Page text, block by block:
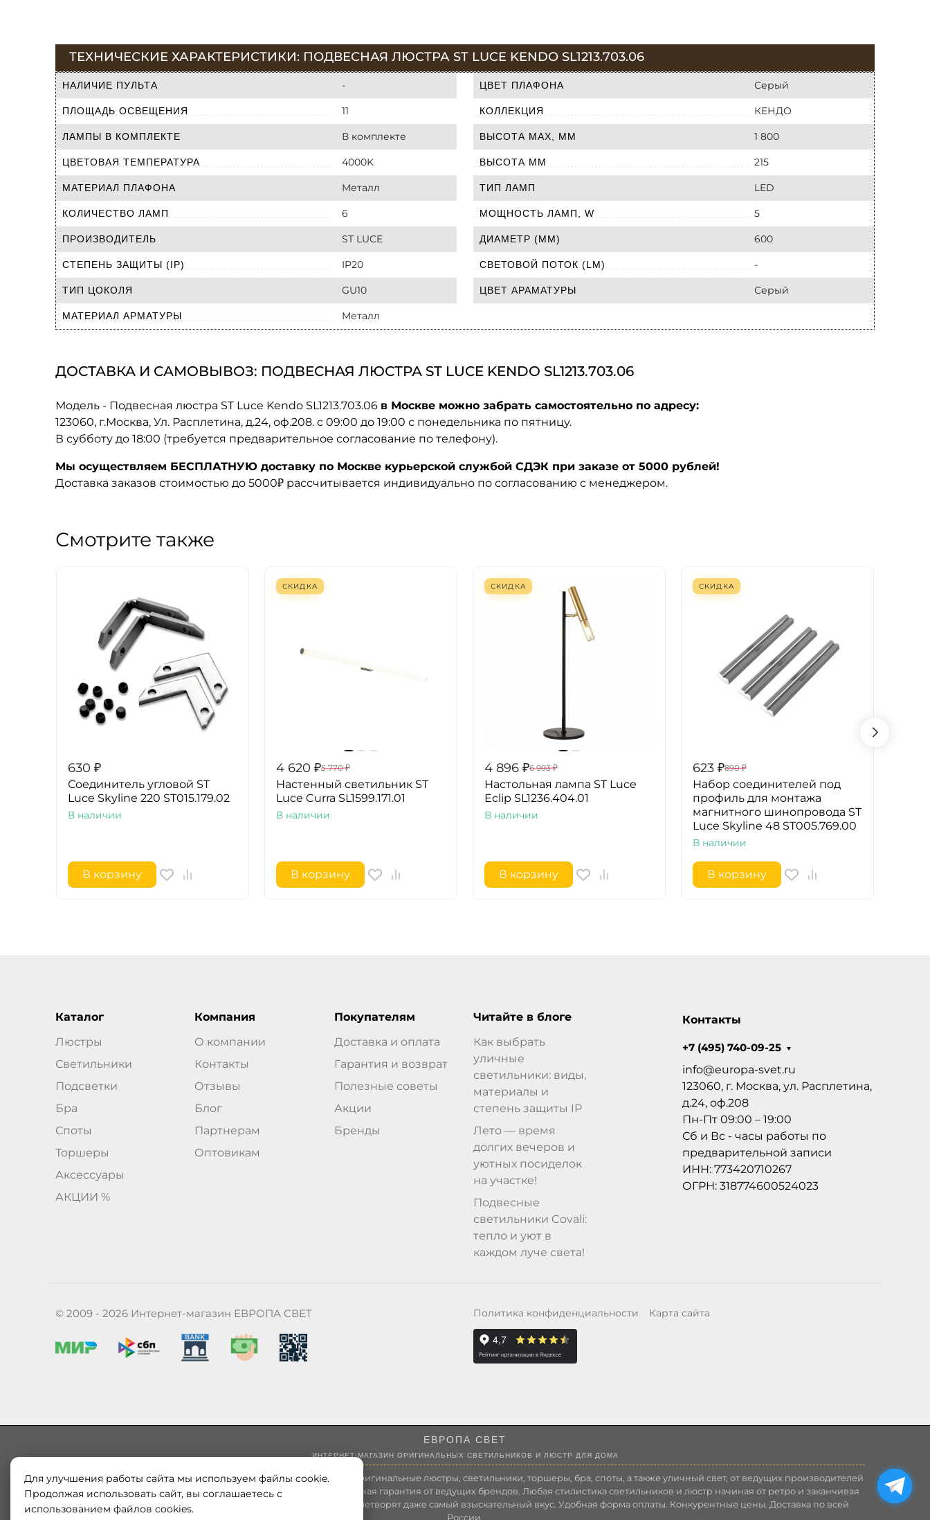
ТЕХНИЧЕСКИЕ ХАРАКТЕРИСТИКИ: ПОДВЕСНАЯ ЛЮСТРА ST LUCE KENDO SL1213.703.06
НАЛИЧИЕ ПУЛЬТА -
ПЛОЩАДЬ ОСВЕЩЕНИЯ 11
ЛАМПЫ В КОМПЛЕКТЕ В комплекте
ЦВЕТОВАЯ ТЕМПЕРАТУРА 4000K
МАТЕРИАЛ ПЛАФОНА Металл
КОЛИЧЕСТВО ЛАМП 6
ПРОИЗВОДИТЕЛЬ ST LUCE
СТЕПЕНЬ ЗАЩИТЫ (IP) IP20
ТИП ЦОКОЛЯ GU10
МАТЕРИАЛ АРМАТУРЫ Металл
ЦВЕТ ПЛАФОНА Серый
КОЛЛЕКЦИЯ КЕНДО
ВЫСОТА MAX, ММ 1 800
ВЫСОТА ММ 215
ТИП ЛАМП LED
МОЩНОСТЬ ЛАМП, W 5
ДИАМЕТР (ММ) 600
СВЕТОВОЙ ПОТОК (LM) -
ЦВЕТ АРАМАТУРЫ Серый
ДОСТАВКА И САМОВЫВОЗ: ПОДВЕСНАЯ ЛЮСТРА ST LUCE KENDO SL1213.703.06
Модель - Подвесная люстра ST Luce Kendo SL1213.703.06 в Москве можно забрать самостоятельно по адресу:
123060, г.Москва, Ул. Расплетина, д.24, оф.208. с 09:00 до 19:00 с понедельника по пятницу.
В субботу до 18:00 (требуется предварительное согласование по телефону).
Мы осуществляем БЕСПЛАТНУЮ доставку по Москве курьерской службой СДЭК при заказе от 5000 рублей!
Доставка заказов стоимостью до 5000₽ рассчитывается индивидуально по согласованию с менеджером.
Смотрите также
630 ₽
Соединитель угловой ST
Luce Skyline 220 ST015.179.02
В наличии
В корзину
СКИДКА
4 620 ₽5 770 ₽
Настенный светильник ST
Luce Curra SL1599.171.01
В наличии
В корзину
СКИДКА
4 896 ₽6 993 ₽
Настольная лампа ST Luce
Eclip SL1236.404.01
В наличии
В корзину
СКИДКА
623 ₽890 ₽
Набор соединителей под
профиль для монтажа
магнитного шинопровода ST
Luce Skyline 48 ST005.769.00
В наличии
В корзину
Каталог
Люстры
Светильники
Подсветки
Бра
Споты
Торшеры
Аксессуары
АКЦИИ %
Компания
О компании
Контакты
Отзывы
Блог
Партнерам
Оптовикам
Покупателям
Доставка и оплата
Гарантия и возврат
Полезные советы
Акции
Бренды
Читайте в блоге
Как выбрать
уличные
светильники: виды,
материалы и
степень защиты IP
Лето — время
долгих вечеров и
уютных посиделок
на участке!
Подвесные
светильники Covali:
тепло и уют в
каждом луче света!
Контакты
+7 (495) 740-09-25
info@europa-svet.ru
123060, г. Москва, ул. Расплетина,
д.24, оф.208
Пн-Пт 09:00 – 19:00
Сб и Вс - часы работы по
предварительной записи
ИНН: 773420710267
ОГРН: 318774600524023
© 2009 - 2026 Интернет-магазин ЕВРОПА СВЕТ Политика конфиденциальности Карта сайта
ЕВРОПА СВЕТ
ИНТЕРНЕТ-МАГАЗИН ОРИГИНАЛЬНЫХ СВЕТИЛЬНИКОВ И ЛЮСТР ДЛЯ ДОМА
Наш магазин «ЕВРОПА СВЕТ» поставляет и продает в России оригинальные люстры, светильники, торшеры, бра, споты, а также уличный свет, от ведущих производителей
Европы и России. Только оригинальная продукция. Полноценная гарантия от ведущих брендов. Любая стилистика светильников и люстр начиная от ретро и заканчивая
модерн от интернет-магазина europa-svet.ru позволит удовлетворят даже самый взыскательный вкус. Удобная форма оплаты. Конкурентные цены. Доставка по всей
России.
Для улучшения работы сайта мы используем файлы cookie.
Продолжая использовать сайт, вы соглашаетесь с
использованием файлов cookies.